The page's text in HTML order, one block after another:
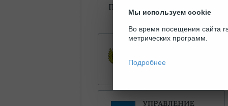
ПОСЕЩЕНИИ ТЕАТРА
Мы используем cookie
Во время посещения сайта
метрических программ.
Подробнее